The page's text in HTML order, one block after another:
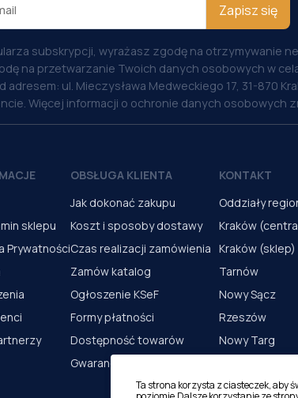
Zapisz się
subskrypcji, wyrażasz zgodę na otrzymywanie
na przetwarzanie Twoich danych osobowych w
ul. Mieczysława Medweckiego 17, 31-870
Więcej informacji o ochronie danych osobowych
sklepu
Prywatności
OBSŁUGA KLIENTA
Jak dokonać zakupu
Koszt i sposoby dostawy
Czas realizacji zamówienia
Zamów katalog
Ogłoszenie KSeF
Formy płatności
Dostępność towarów
Gwarancja i serwis urządzeń
KONTAKT
Oddziały
Kraków
Kraków (sklep)
Tarnów
Nowy Sącz
Rzeszów
Nowy Targ
Katowice
Ta strona korzysta z ciasteczek, aby